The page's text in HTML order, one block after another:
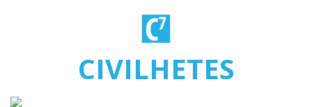
CIVILHETES